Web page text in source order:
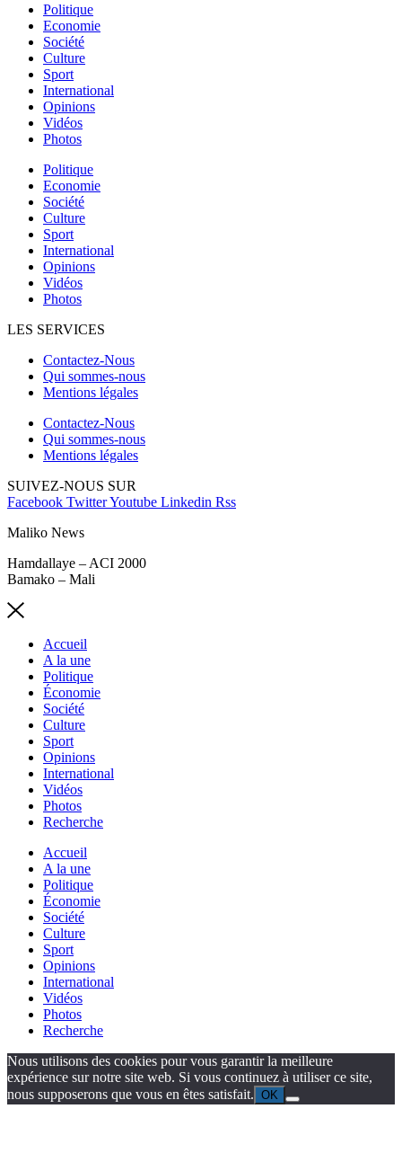
Politique
Economie
Société
Culture
Sport
International
Opinions
Vidéos
Photos
Politique
Economie
Société
Culture
Sport
International
Opinions
Vidéos
Photos
LES SERVICES
Contactez-Nous
Qui sommes-nous
Mentions légales
Contactez-Nous
Qui sommes-nous
Mentions légales
SUIVEZ-NOUS SUR
Facebook TwitterYoutube Linkedin Rss
Maliko News
Hamdallaye – ACI 2000
Bamako – Mali
Accueil
A la une
Politique
Économie
Société
Culture
Sport
Opinions
International
Vidéos
Photos
Recherche
Accueil
A la une
Politique
Économie
Société
Culture
Sport
Opinions
International
Vidéos
Photos
Recherche
Nous utilisons des cookies pour vous garantir la meilleure
expérience sur notre site web. Si vous continuez à utiliser ce site,
nous supposerons que vous en êtes satisfait. OK